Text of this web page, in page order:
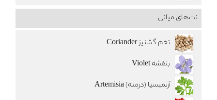
نت‌های میانی
تخم گشنیز Coriander
بنفشه Violet
آرتمیسیا (درمنه) Artemisia